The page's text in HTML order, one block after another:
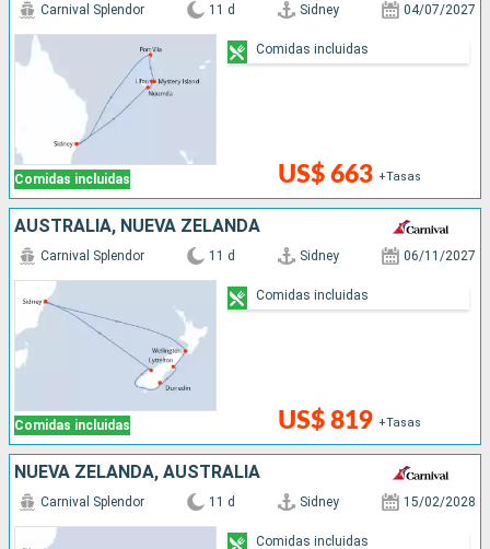
Comidas incluidas
Carnival Splendor 11 d Sidney 04/07/2027
US$ 663 +Tasas
Comidas incluidas
AUSTRALIA, NUEVA ZELANDA
Comidas incluidas
Carnival Splendor 11 d Sidney 06/11/2027
US$ 819 +Tasas
Comidas incluidas
NUEVA ZELANDA, AUSTRALIA
Carnival Splendor 11 d Sidney 15/02/2028
Comidas incluidas